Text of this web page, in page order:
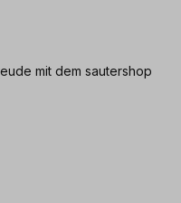
mit dem sautershop